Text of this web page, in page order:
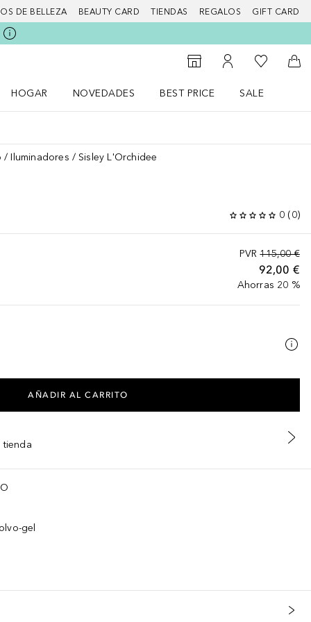
DE BELLEZA BEAUTY CARD TIENDAS REGALOS GIFT CARD
Al Storefinder
Mi cuenta
Mi lista de
A
HOGAR
NOVEDADES
BEST PRICE
SALE
Iluminadores Sisley L'Orchidee
0 (0)
PVR 115,00 €
92,00 €
Ahorras 20 %
AÑADIR AL CARRITO
tienda
gel